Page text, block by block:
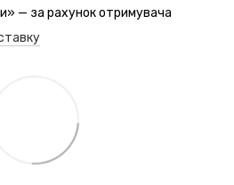
— за рахунок отримувача